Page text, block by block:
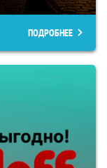
ПОДРОБНЕЕ